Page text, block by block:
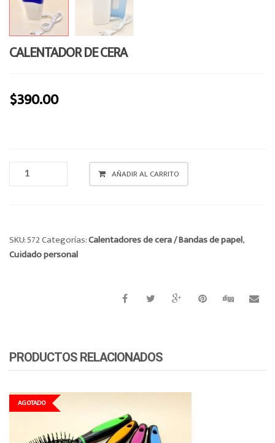
CALENTADOR DE CERA
$390.00
CALENTADOR
AÑADIR AL CARRITO
SKU:572Categorías:Calentadores de cera / Bandas de papel,
Cuidado personal
PRODUCTOS RELACIONADOS
AGOTADO